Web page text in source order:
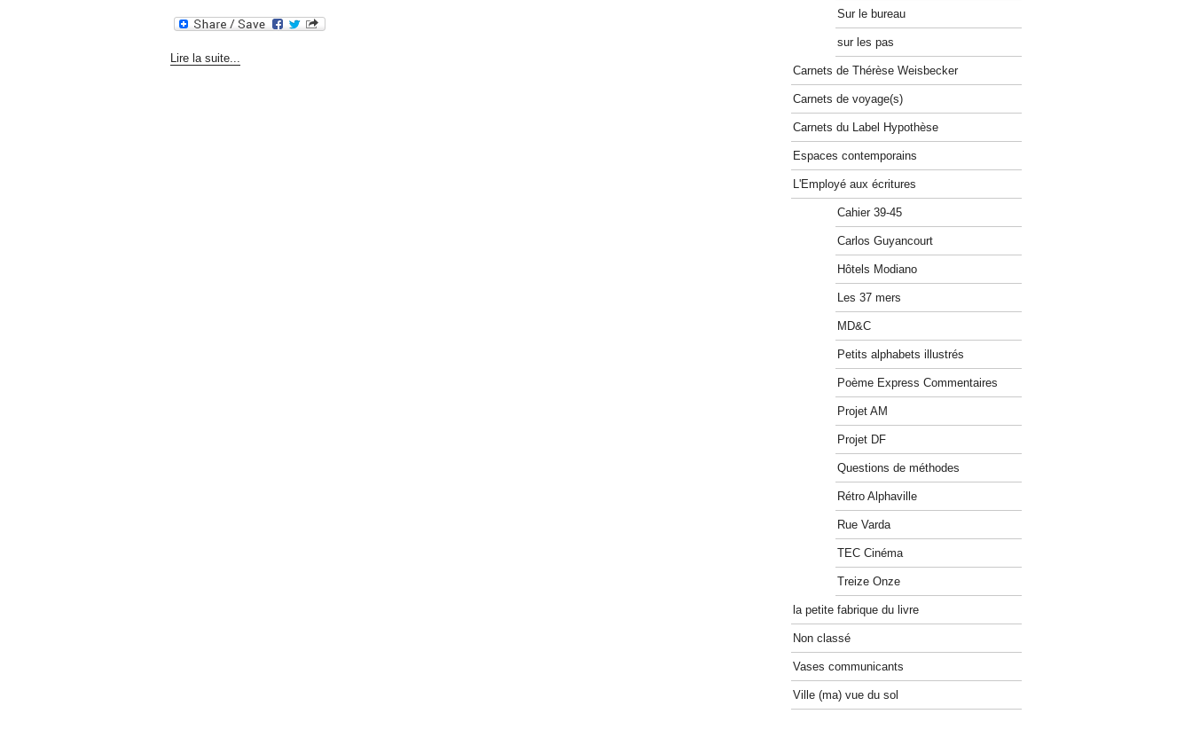
Lire la suite...
Sur le bureau
sur les pas
Carnets de Thérèse Weisbecker
Carnets de voyage(s)
Carnets du Label Hypothèse
Espaces contemporains
L'Employé aux écritures
Cahier 39-45
Carlos Guyancourt
Hôtels Modiano
Les 37 mers
MD&C
Petits alphabets illustrés
Poème Express Commentaires
Projet AM
Projet DF
Questions de méthodes
Rétro Alphaville
Rue Varda
TEC Cinéma
Treize Onze
la petite fabrique du livre
Non classé
Vases communicants
Ville (ma) vue du sol